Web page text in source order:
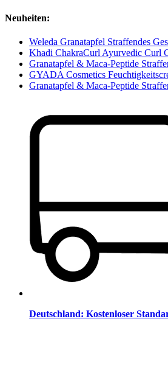
Neuheiten:
Weleda Granatapfel Straffendes
Khadi ChakraCurl Ayurvedic Curl
Granatapfel & Maca-Peptide
GYADA Cosmetics
Granatapfel & Maca-Peptide
Deutschland: Kostenloser